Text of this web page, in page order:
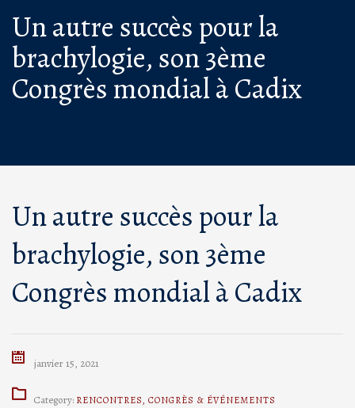
Un autre succès pour la
brachylogie, son 3ème
Congrès mondial à Cadix
Un autre succès pour la
brachylogie, son 3ème
Congrès mondial à Cadix
janvier 15, 2021
Category: RENCONTRES, CONGRÈS & ÉVÉNEMENTS